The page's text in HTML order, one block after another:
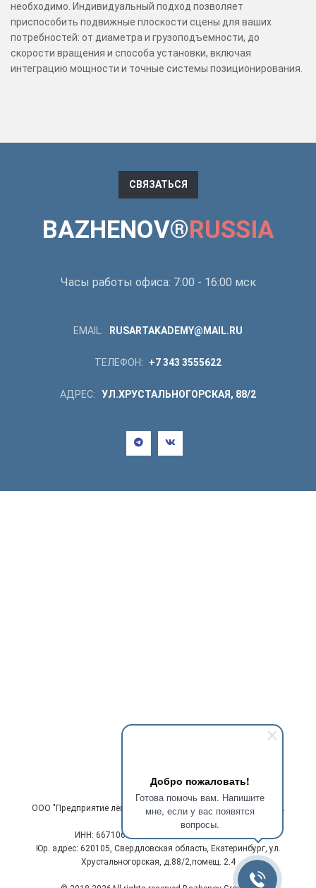
Добро пожаловать!
Готова помочь вам. Напишите
мне, если у вас появятся
вопросы.
необходимо. Индивидуальный подход позволяет
приспособить подвижные плоскости сцены для ваших
потребностей: от диаметра и грузоподъемности, до
скорости вращения и способа установки, включая
интеграцию мощности и точные системы позиционирования.
СВЯЗАТЬСЯ
BAZHENOV®RUSSIA
Часы работы офиса: 7:00 - 16:00 мск
EMAIL: RUSARTAKADEMY@MAIL.RU
ТЕЛЕФОН: +7 343 3555622
АДРЕС: УЛ.ХРУСТАЛЬНОГОРСКАЯ, 88/2
ООО "Предприятие лёгкой промышленности "Ткачиха" им. Л.П.
Вахрушевой
ИНН: 6671065568 | ОГРН: 1176658005072
Юр. адрес: 620105, Свердловская область, Екатеринбург, ул.
Хрустальногорская, д.88/2,помещ. 2.4